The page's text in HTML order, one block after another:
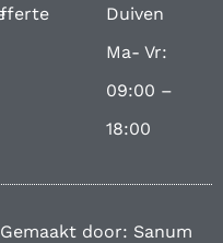
Duiven
Ma- Vr:
09:00 –
18:00
door: Sanum